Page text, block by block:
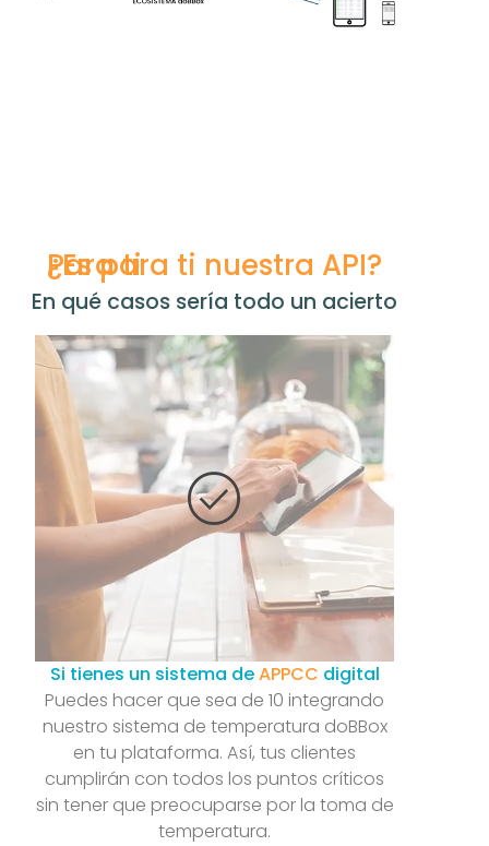
Para ti
En qué casos sería todo un acierto
check_circle
Si tienes un sistema deAPPCC digital
Puedes hacer que sea de 10 integrando
nuestro sistema de temperatura doBBox
en tu plataforma. Así, tus clientes
cumplirán con todos los puntos críticos
sin tener que preocuparse por la toma de
temperatura.